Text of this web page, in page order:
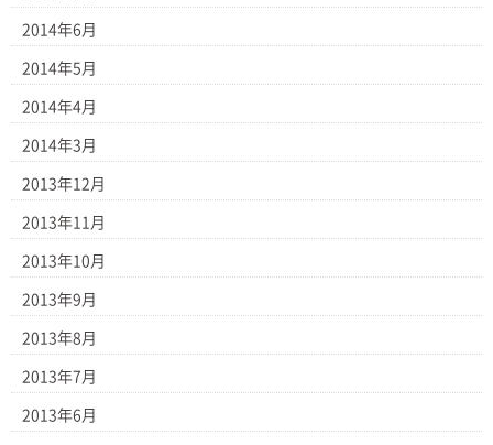
2014年6月
2014年5月
2014年4月
2014年3月
2013年12月
2013年11月
2013年10月
2013年9月
2013年8月
2013年7月
2013年6月